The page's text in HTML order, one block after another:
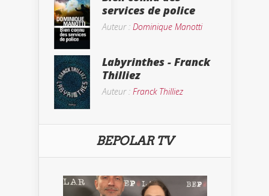
services de police
Auteur : Dominique Manotti
Labyrinthes - Franck
Thilliez
Auteur : Franck Thilliez
BEPOLAR TV